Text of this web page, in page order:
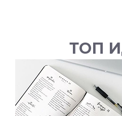
ТОП